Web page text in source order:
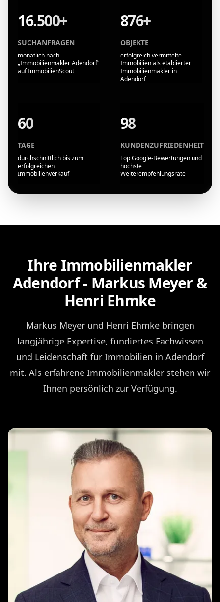
16.500+
SUCHANFRAGEN
monatlich nach
„Immobilienmakler Adendorf“
auf ImmobilienScout
876+
OBJEKTE
erfolgreich vermittelte
Immobilien als etablierter
Immobilienmakler in
Adendorf
60
TAGE
durchschnittlich bis zum
erfolgreichen
Immobilienverkauf
98
KUNDENZUFRIEDENHEIT
Top Google-Bewertungen und
höchste
Weiterempfehlungsrate
Ihre Immobilienmakler
Adendorf - Markus Meyer &
Henri Ehmke
Markus Meyer und Henri Ehmke bringen
langjährige Expertise, fundiertes Fachwissen
und Leidenschaft für Immobilien in Adendorf
mit. Als erfahrene Immobilienmakler stehen wir
Ihnen persönlich zur Verfügung.